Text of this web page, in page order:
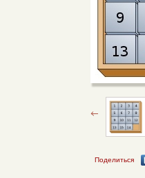
Поделиться